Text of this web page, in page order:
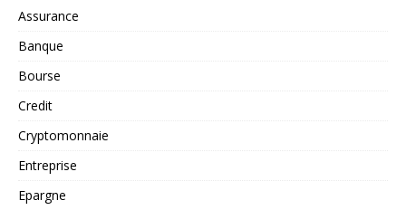
Assurance
Banque
Bourse
Credit
Cryptomonnaie
Entreprise
Epargne